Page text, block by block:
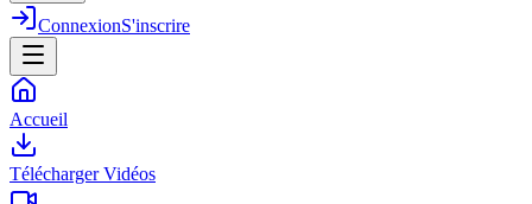
ConnexionS'inscrire
Accueil
Télécharger Vidéos